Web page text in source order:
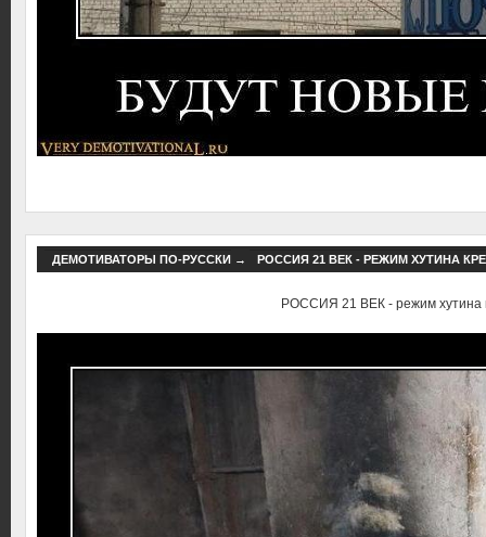
ДЕМОТИВАТОРЫ ПО-РУССКИ→ РОССИЯ 21 ВЕК - РЕЖИМ ХУТИНА
РОССИЯ 21 ВЕК - режим хутина